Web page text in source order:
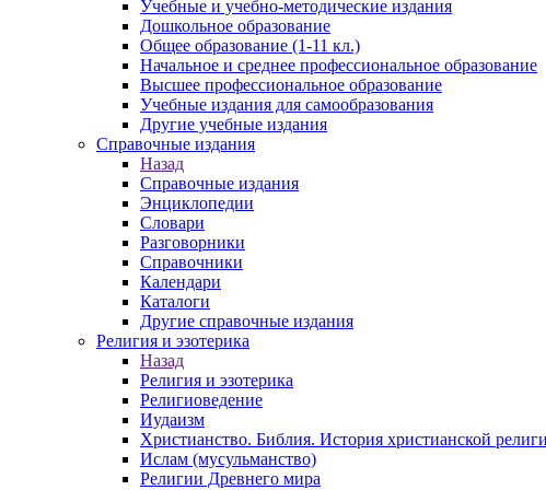
Учебные и учебно-методические издания
Дошкольное образование
Общее образование (1-11 кл.)
Начальное и среднее профессиональное образование
Высшее профессиональное образование
Учебные издания для самообразования
Другие учебные издания
Справочные издания
Назад
Справочные издания
Энциклопедии
Словари
Разговорники
Справочники
Календари
Каталоги
Другие справочные издания
Религия и эзотерика
Назад
Религия и эзотерика
Религиоведение
Иудаизм
Христианство. Библия. История христианской
Ислам (мусульманство)
Религии Древнего мира